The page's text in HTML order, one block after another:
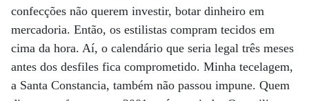
confecções não querem investir, botar dinheiro em
mercadoria. Então, os estilistas compram tecidos em
cima da hora. Aí, o calendário que seria legal três meses
antes dos desfiles fica comprometido. Minha tecelagem,
a Santa Constancia, também não passou impune. Quem